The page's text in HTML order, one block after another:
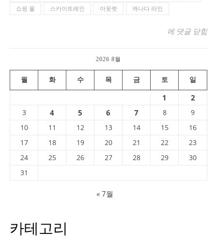
쇼핑 몰
스카이트레인 아웃렛 캐나다 라인
맥아더글랜 아
에 댓글 닫힘
2026 8월
월 화 수 목 금 토 일
1 2
3 4 5 6 7 8
9
10
11 12 13 14 15
16
17
18 19 20 21 22
23
24
25 26 27 28 29
30
31
« 7월
카테고리